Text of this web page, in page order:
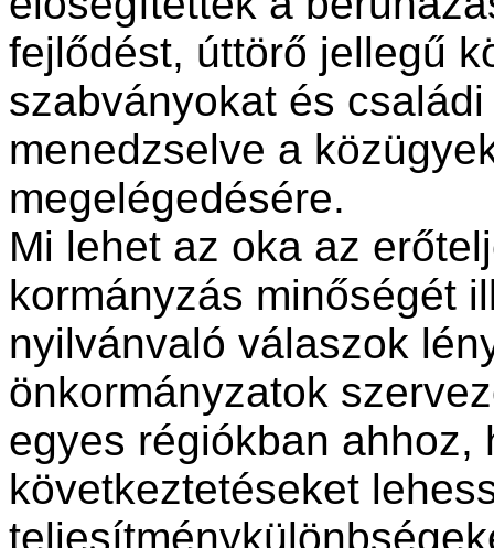
fejlődést, úttörő jellegű
szabványokat és
menedzselve a
megelégedésére.
Mi lehet az oka az
kormányzás minőségét
nyilvánvaló válaszok
önkormányzatok
egyes régiókban ahhoz,
következtetéseket